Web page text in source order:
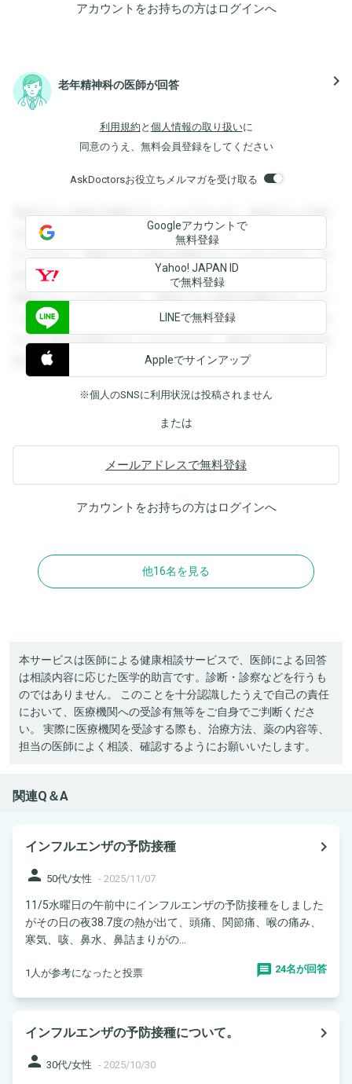
アカウントをお持ちの方はログインへ
老年精神科の医師が回答 navigate_next
利用規約 と 個人情報の取り扱いに
同意のうえ、無料会員登録をしてください
AskDoctorsお役立ちメルマガを受け取る
登録すると回答を閲覧することができます。登録すると回答
を閲覧することができます。登録すると回答を閲覧すること
ができます。登録すると回答を閲覧することができます。登
録すると回答を閲覧することができます。登録すると回答を
閲覧することができます。登録すると回答を閲覧することが
できます。登録すると回答を閲覧することができます。登録
すると回答を閲覧することができます。登録すると回答を閲
覧することができます。
Googleアカウントで
無料登録
Yahoo! JAPAN ID
で無料登録
LINEで無料登録
Appleでサインアップ
※個人のSNSに利用状況は投稿されません
または
メールアドレスで無料登録
アカウントをお持ちの方はログインへ
他16名を見る
本サービスは医師による健康相談サービスで、医師による回答
は相談内容に応じた医学的助言です。診断・診察などを行うも
のではありません。 このことを十分認識したうえで自己の責任
において、医療機関への受診有無等をご自身でご判断くださ
い。 実際に医療機関を受診する際も、治療方法、薬の内容等、
担当の医師によく相談、確認するようにお願いいたします。
関連Q＆A
インフルエンザの予防接種
navigate_next
person 50代/女性 - 2025/11/07
11/5水曜日の午前中にインフルエンザの予防接種をしました
がその日の夜38.7度の熱が出て、頭痛、関節痛、喉の痛み、
寒気、咳、鼻水、鼻詰まりがの...
1人が参考になったと投票 24名が回答
インフルエンザの予防接種について。
navigate_next
person 30代/女性 - 2025/10/30